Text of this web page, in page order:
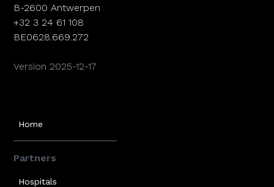
B-2600 Antwerpen
+32 3 24 61 108
BE0628.669.272
Version 2025-12-17
Home
Partners
Hospitals